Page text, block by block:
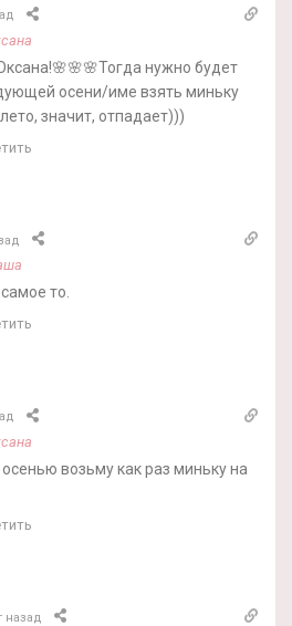
нужно будет
осени/име взять миньку
значит, отпадает)))
то.
возьму как раз миньку на
назад